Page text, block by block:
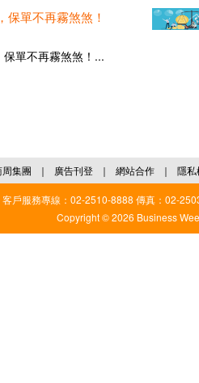
保單不再霧煞煞！
保單不再霧煞煞！...
集團 ｜ 廣告刊登 ｜ 網站合作 ｜ 隱私
客戶服務專線：02-2510-8888 傳真：02-
Copyright © 2026 Business